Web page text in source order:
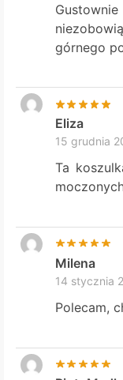
górnego
Eliza
15 grudnia
Ta
Milena
14 stycznia
Polecam,